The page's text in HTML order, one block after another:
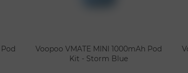
Voopoo VMATE MINI 1000mAh Pod
Kit - Storm Blue